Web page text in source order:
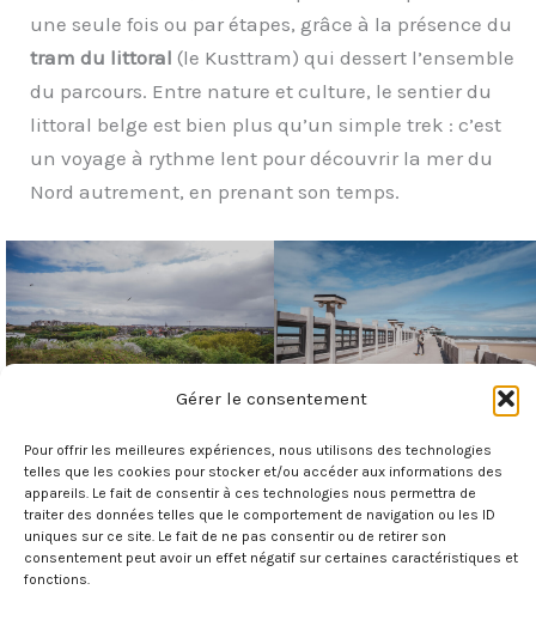
Gérer le consentement
Pour offrir les meilleures expériences, nous utilisons des technologies
telles que les cookies pour stocker et/ou accéder aux informations des
appareils. Le fait de consentir à ces technologies nous permettra de
traiter des données telles que le comportement de navigation ou les ID
uniques sur ce site. Le fait de ne pas consentir ou de retirer son
consentement peut avoir un effet négatif sur certaines caractéristiques et
fonctions.
une seule fois ou par étapes, grâce à la présence du
tram du littoral (le Kusttram) qui dessert l’ensemble
du parcours. Entre nature et culture, le sentier du
littoral belge est bien plus qu’un simple trek : c’est
un voyage à rythme lent pour découvrir la mer du
Nord autrement, en prenant son temps.